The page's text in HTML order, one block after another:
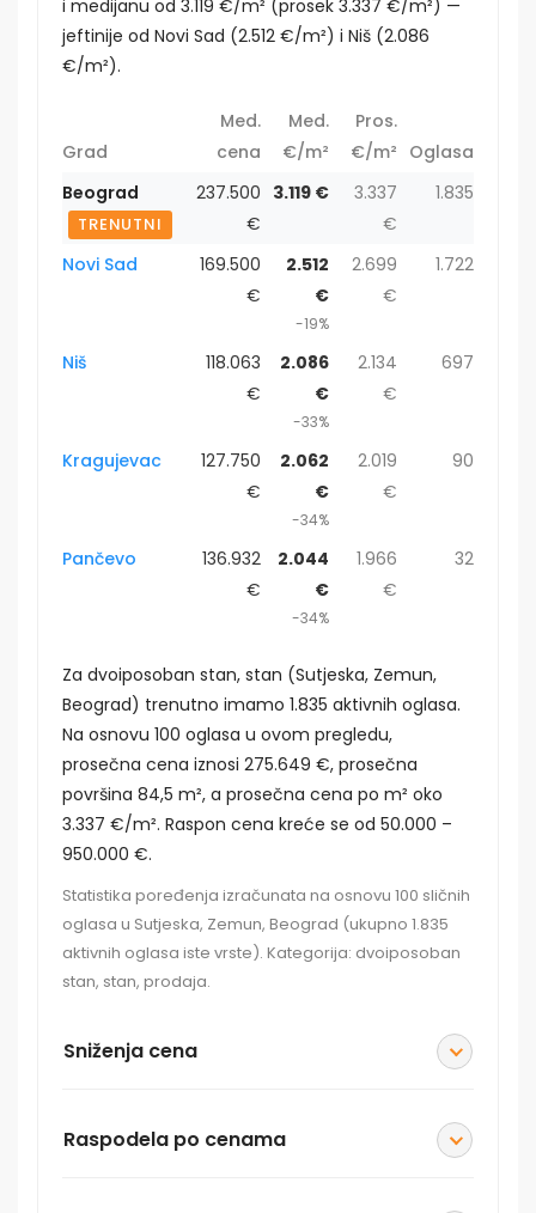
i medijanu od 3.119 €/m² (prosek 3.337 €/m²) —
jeftinije od Novi Sad (2.512 €/m²) i Niš (2.086
€/m²).
Grad
Med.
cena
Med.
€/m²
Pros.
€/m² Oglasa
Beograd
TRENUTNI
237.500
€
3.119 €
3.337
€
1.835
Novi Sad
169.500
€
2.512
€
-19%
2.699
€
1.722
Niš
118.063
€
2.086
€
-33%
2.134
€
697
Kragujevac
127.750
€
2.062
€
-34%
2.019
€
90
Pančevo
136.932
€
2.044
€
-34%
1.966
€
32
Za dvoiposoban stan, stan (Sutjeska, Zemun,
Beograd) trenutno imamo 1.835 aktivnih oglasa.
Na osnovu 100 oglasa u ovom pregledu,
prosečna cena iznosi 275.649 €, prosečna
površina 84,5 m², a prosečna cena po m² oko
3.337 €/m². Raspon cena kreće se od 50.000 –
950.000 €.
Statistika poređenja izračunata na osnovu 100 sličnih
oglasa u Sutjeska, Zemun, Beograd (ukupno 1.835
aktivnih oglasa iste vrste). Kategorija: dvoiposoban
stan, stan, prodaja.
Sniženja cena
Raspodela po cenama